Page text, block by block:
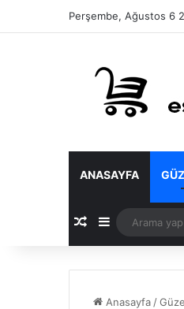
Perşembe, Ağustos 6
ANASAYFA
Rastgele Makale
Kenar
Anasayfa /